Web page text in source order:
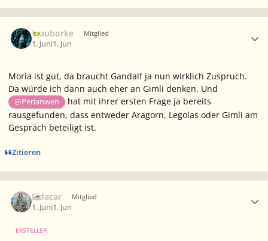
Blauborke Mitglied
1. Juni1. Jun
Moria ist gut, da braucht Gandalf ja nun wirklich Zuspruch.
Da würde ich dann auch eher an Gimli denken. Und
@Perianwen
hat mit ihrer ersten Frage ja bereits
rausgefunden, dass entweder Aragorn, Legolas oder Gimli am
Gespräch beteiligt ist.
Zitieren
Eldacar Mitglied
1. Juni1. Jun
ERSTELLER